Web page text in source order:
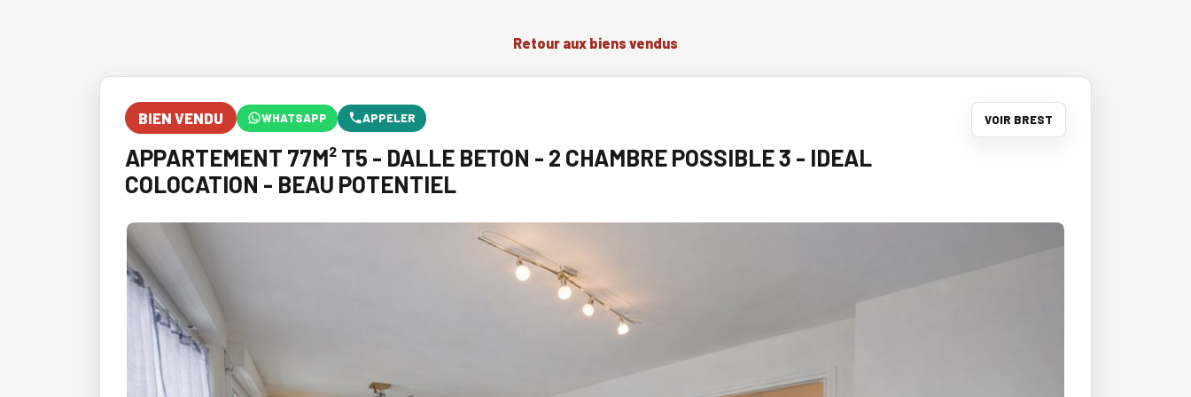
Retour aux biens vendus
BIEN VENDU WHATSAPP APPELER
APPARTEMENT 77M² T5 - DALLE BETON - 2 CHAMBRE POSSIBLE 3 - IDEAL
COLOCATION - BEAU POTENTIEL
VOIR BREST